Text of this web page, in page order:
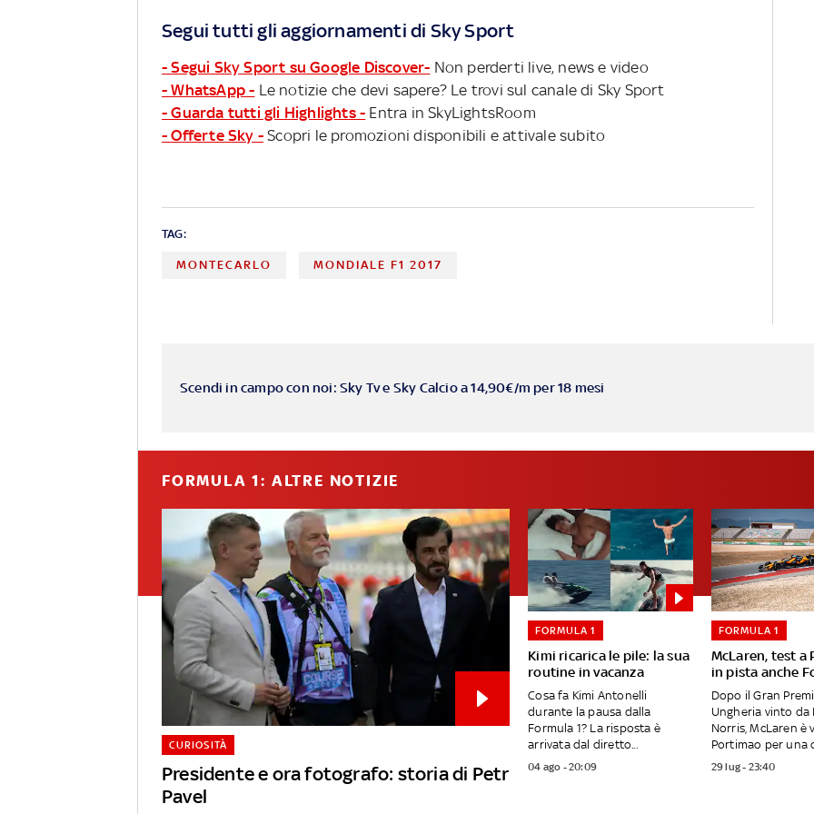
Segui tutti gli aggiornamenti di Sky Sport
- Segui Sky Sport su Google Discover- Non perderti live, news e video
- WhatsApp - Le notizie che devi sapere? Le trovi sul canale di Sky Sport
- Guarda tutti gli Highlights - Entra in SkyLightsRoom
- Offerte Sky - Scopri le promozioni disponibili e attivale subito
TAG:
MONTECARLO MONDIALE F1 2017
Scendi in campo con noi: Sky Tv e Sky Calcio a 14,90€/m per 18 mesi
FORMULA 1: ALTRE NOTIZIE
Presidente e ora fotografo: storia di Petr
Pavel
CURIOSITÀ
Kimi ricarica le pile: la sua
routine in vacanza
FORMULA 1
Cosa fa Kimi Antonelli
durante la pausa dalla
Formula 1? La risposta è
arrivata dal diretto...
04 ago - 20:09
McLaren, test a
in pista anche
FORMULA 1
Dopo il Gran
Ungheria vinto da
Norris, McLaren è
Portimao per una
29 lug - 23:40